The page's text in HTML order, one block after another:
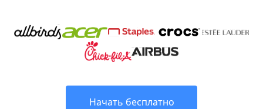
Начать бесплатно